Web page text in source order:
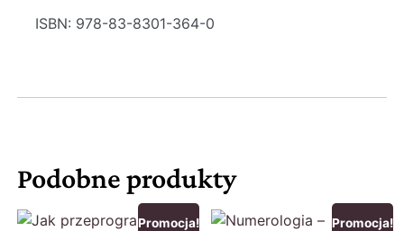
ISBN: 978-83-8301-364-0
Podobne produkty
Promocja! Promocja!